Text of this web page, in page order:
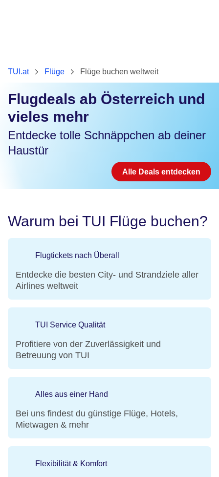
TUI.at Flüge Flüge buchen weltweit
Flugdeals ab Österreich und
vieles mehr
Entdecke tolle Schnäppchen ab deiner
Haustür
Alle Deals entdecken
Warum bei TUI Flüge buchen?
Flugtickets nach Überall
Entdecke die besten City- und Strandziele aller
Airlines weltweit
TUI Service Qualität
Profitiere von der Zuverlässigkeit und
Betreuung von TUI
Alles aus einer Hand
Bei uns findest du günstige Flüge, Hotels,
Mietwagen & mehr
Flexibilität & Komfort